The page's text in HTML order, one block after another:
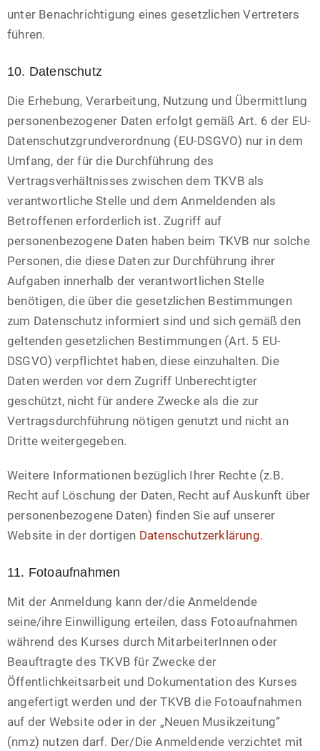
unter Benachrichtigung eines gesetzlichen Vertreters
führen.
10. Datenschutz
Die Erhebung, Verarbeitung, Nutzung und Übermittlung
personenbezogener Daten erfolgt gemäß Art. 6 der EU-
Datenschutzgrundverordnung (EU-DSGVO) nur in dem
Umfang, der für die Durchführung des
Vertragsverhältnisses zwischen dem TKVB als
verantwortliche Stelle und dem Anmeldenden als
Betroffenen erforderlich ist. Zugriff auf
personenbezogene Daten haben beim TKVB nur solche
Personen, die diese Daten zur Durchführung ihrer
Aufgaben innerhalb der verantwortlichen Stelle
benötigen, die über die gesetzlichen Bestimmungen
zum Datenschutz informiert sind und sich gemäß den
geltenden gesetzlichen Bestimmungen (Art. 5 EU-
DSGVO) verpflichtet haben, diese einzuhalten. Die
Daten werden vor dem Zugriff Unberechtigter
geschützt, nicht für andere Zwecke als die zur
Vertragsdurchführung nötigen genutzt und nicht an
Dritte weitergegeben.
Weitere Informationen bezüglich Ihrer Rechte (z.B.
Recht auf Löschung der Daten, Recht auf Auskunft über
personenbezogene Daten) finden Sie auf unserer
Website in der dortigen Datenschutzerklärung.
11. Fotoaufnahmen
Mit der Anmeldung kann der/die Anmeldende
seine/ihre Einwilligung erteilen, dass Fotoaufnahmen
während des Kurses durch MitarbeiterInnen oder
Beauftragte des TKVB für Zwecke der
Öffentlichkeitsarbeit und Dokumentation des Kurses
angefertigt werden und der TKVB die Fotoaufnahmen
auf der Website oder in der „Neuen Musikzeitung“
(nmz) nutzen darf. Der/Die Anmeldende verzichtet mit